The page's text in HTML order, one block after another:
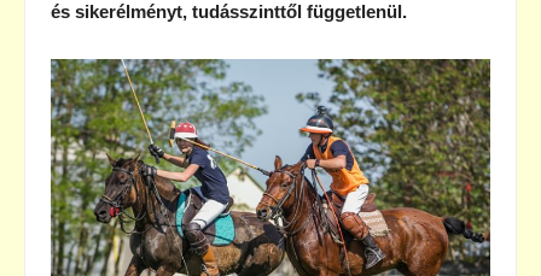
és sikerélményt, tudásszinttől függetlenül.